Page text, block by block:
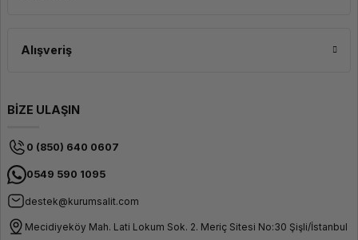
Alışveriş
BİZE ULAŞIN
0 (850) 640 0607
0549 590 1095
destek@kurumsalit.com
Mecidiyeköy Mah. Lati Lokum Sok. 2. Meriç Sitesi No:30 Şişli/İstanbul